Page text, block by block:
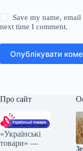
Save my name,
next time I comment.
Опублікувати
Про сайт
«Українські
товари» —